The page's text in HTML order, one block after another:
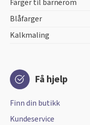
Farger til barnerom
Blåfarger
Kalkmaling
Få hjelp
Finn din butikk
Kundeservice